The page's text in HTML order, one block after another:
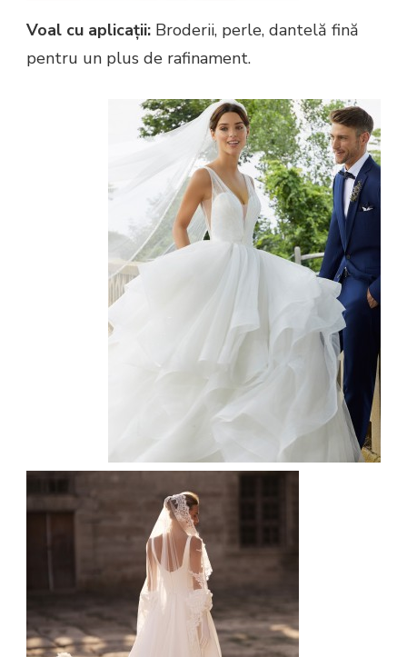
Voal cu aplicații: Broderii, perle, dantelă fină
pentru un plus de rafinament.